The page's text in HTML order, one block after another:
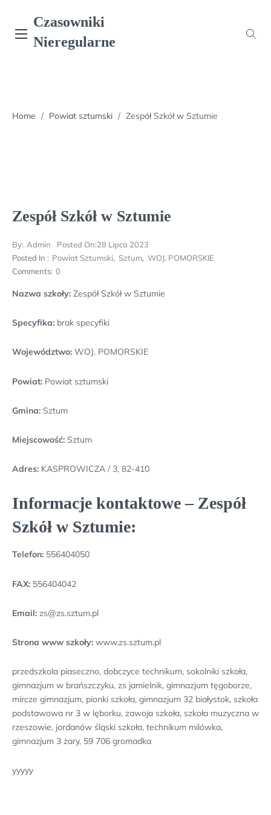
content
Czasowniki
Nieregularne
Home / Powiat sztumski / Zespół Szkół w Sztumie
Zespół Szkół w Sztumie
By: Admin Posted On:28 Lipca 2023
Posted In : Powiat Sztumski, Sztum, WOJ. POMORSKIE
Comments: 0
Nazwa szkoły: Zespół Szkół w Sztumie
Specyfika: brak specyfiki
Województwo: WOJ. POMORSKIE
Powiat: Powiat sztumski
Gmina: Sztum
Miejscowość: Sztum
Adres: KASPROWICZA / 3, 82-410
Informacje kontaktowe – Zespół
Szkół w Sztumie:
Telefon: 556404050
FAX: 556404042
Email: zs@zs.sztum.pl
Strona www szkoły: www.zs.sztum.pl
przedszkola piaseczno, dobczyce technikum, sokolniki szkoła,
gimnazjum w brańszczyku, zs jamielnik, gimnazjum tęgoborze,
mircze gimnazjum, pionki szkoła, gimnazjum 32 białystok, szkoła
podstawowa nr 3 w lęborku, zawoja szkoła, szkoła muzyczna w
rzeszowie, jordanów śląski szkoła, technikum milówka,
gimnazjum 3 żary, 59 706 gromadka
yyyyy